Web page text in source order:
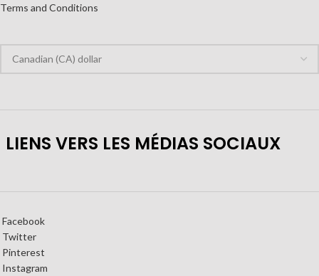
Terms and Conditions
LIENS VERS LES MÉDIAS SOCIAUX
Facebook
Twitter
Pinterest
Instagram